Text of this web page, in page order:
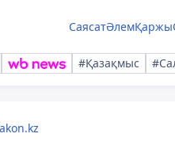
СаясатӘлемҚаржы
#Қазақмыс